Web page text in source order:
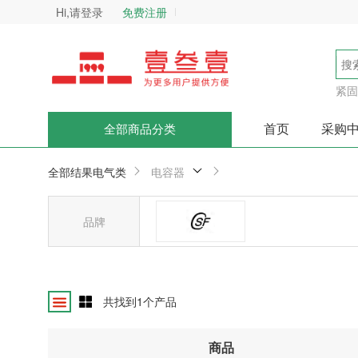
Hi,请登录 免费注册
紧
全部商品分类 首页 采购
全部结果电气类 电容器
品牌
SF
共找到1个产品
商品